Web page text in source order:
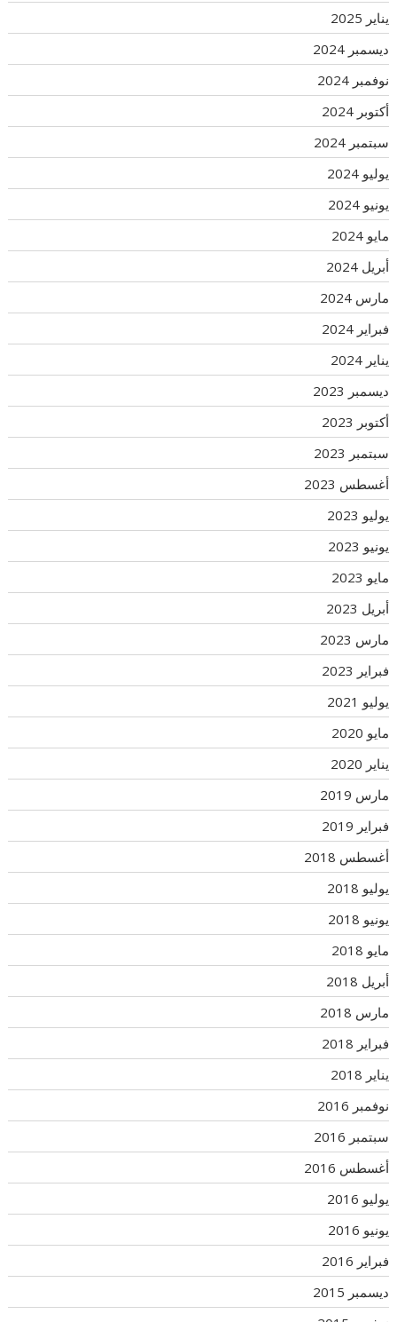
يناير 2025
ديسمبر 2024
نوفمبر 2024
أكتوبر 2024
سبتمبر 2024
يوليو 2024
يونيو 2024
مايو 2024
أبريل 2024
مارس 2024
فبراير 2024
يناير 2024
ديسمبر 2023
أكتوبر 2023
سبتمبر 2023
أغسطس 2023
يوليو 2023
يونيو 2023
مايو 2023
أبريل 2023
مارس 2023
فبراير 2023
يوليو 2021
مايو 2020
يناير 2020
مارس 2019
فبراير 2019
أغسطس 2018
يوليو 2018
يونيو 2018
مايو 2018
أبريل 2018
مارس 2018
فبراير 2018
يناير 2018
نوفمبر 2016
سبتمبر 2016
أغسطس 2016
يوليو 2016
يونيو 2016
فبراير 2016
ديسمبر 2015